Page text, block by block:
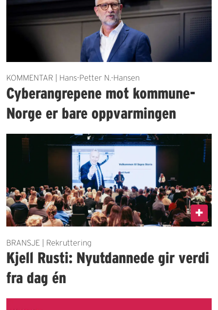
KOMMENTAR | Hans-Petter N.-Hansen
Cyberangrepene mot kommune-
Norge er bare oppvarmingen
BRANSJE | Rekruttering
Kjell Rusti: Nyutdannede gir verdi
fra dag én